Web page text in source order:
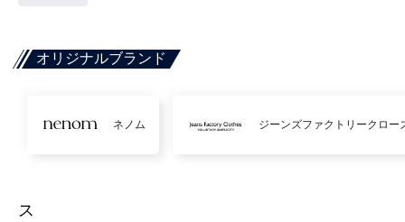
オリジナルブランド
ネノム ジーンズファクトリークロー
ス